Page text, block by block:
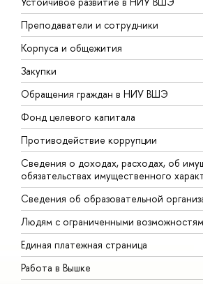
Преподаватели и сотрудники
Корпуса и общежития
Закупки
Обращения граждан в НИУ ВШЭ
Фонд целевого капитала
Противодействие коррупции
Сведения о доходах, расходах, об
обязательствах имущественного
Сведения об образовательной
Людям с ограниченными
Единая платежная страница
Работа в Вышке